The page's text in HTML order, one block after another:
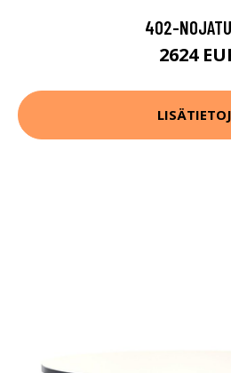
402-
2624